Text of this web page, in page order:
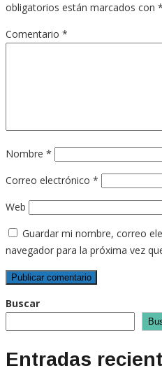
obligatorios están marcados con *
Comentario *
Nombre *
Correo electrónico *
Web
Guardar mi nombre, correo
navegador para la próxima vez
Buscar
Entradas